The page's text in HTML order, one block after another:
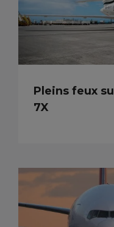
Pleins feux
7X